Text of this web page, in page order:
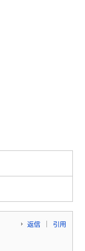
返信 引用